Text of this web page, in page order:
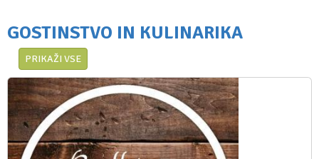
GOSTINSTVO IN KULINARIKA
PRIKAŽI VSE